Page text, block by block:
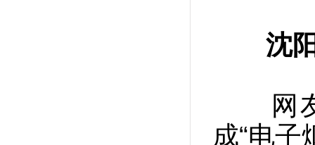
沈
网友“
成“电子